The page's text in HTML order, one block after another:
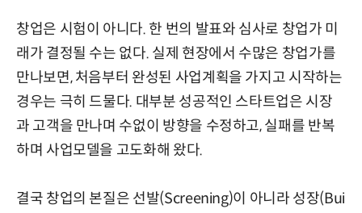
창업은 시험이 아니다. 한 번의 발표와 심사로 창업가 미
래가 결정될 수는 없다. 실제 현장에서 수많은 창업가를
만나보면, 처음부터 완성된 사업계획을 가지고 시작하는
경우는 극히 드물다. 대부분 성공적인 스타트업은 시장
과 고객을 만나며 수없이 방향을 수정하고, 실패를 반복
하며 사업모델을 고도화해 왔다.
결국 창업의 본질은 선발(Screening)이 아니라 성장(Bui